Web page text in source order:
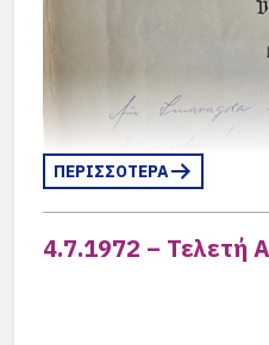
ΠΕΡΙΣΣΟΤΕΡΑ
4.7.1972 – Τελετή